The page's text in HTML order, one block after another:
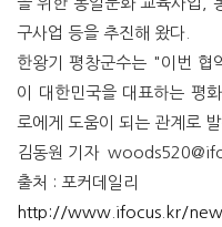
구사업 등을 추진해 왔다.
한왕기 평창군수는 "이번 협
이 대한민국을 대표하는 평
로에게 도움이 되는 관계로
김동원 기자
출처 : 포커데일리
http://www.ifocus.kr/